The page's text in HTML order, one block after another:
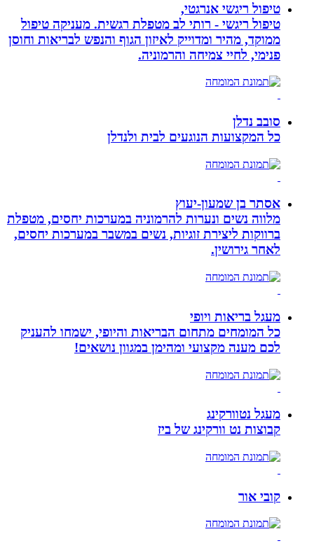
טיפול ריגשי אנרגטי,
טיפול ריגשי - רותי לב מטפלת רגשית. מעניקה טיפול
ממוקד, מהיר ומדוייק לאיזון הגוף והנפש לבריאות וחוסן
פנימי, לחיי צמיחה והרמוניה.
סובב נדלן
כל המקצועות הנוגעים לבית ולנדלן
אסתר בן שמעון-יעוץ
מלווה נשים ונערות להרמוניה במערכות יחסים, מטפלת
ברווקות ליצירת זוגיות, נשים במשבר במערכות יחסים,
לאחר גירושין.
מעגל בריאות ויופי
כל המומחים מתחום הבריאות והיופי, ישמחו להעניק
לכם מענה מקצועי ומהימן במגוון נושאים!
מעגל נטוורקינג
קבוצות נט וורקינג של ביז
קובי אור